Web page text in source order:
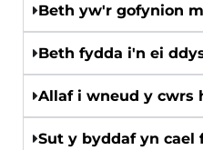
Beth yw'r gofynion
Beth fydda i'n ei
Allaf i wneud y cwrs
Sut y byddaf yn cael